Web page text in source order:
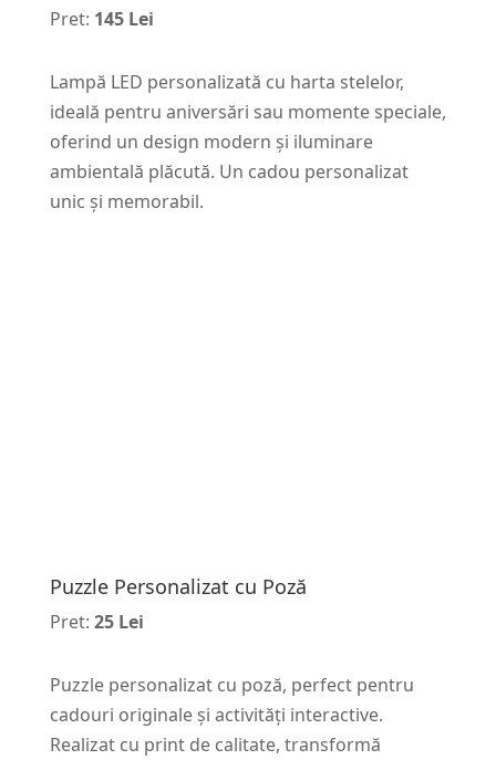
Pret: 145 Lei
Lampă LED personalizată cu harta stelelor,
ideală pentru aniversări sau momente speciale,
oferind un design modern și iluminare
ambientală plăcută. Un cadou personalizat
unic și memorabil.
Puzzle Personalizat cu Poză
Pret: 25 Lei
Puzzle personalizat cu poză, perfect pentru
cadouri originale și activități interactive.
Realizat cu print de calitate, transformă